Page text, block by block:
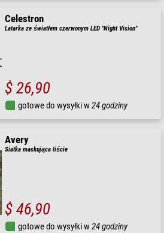
Celestron
Latarka ze światłem czerwonym LED "Night Vision"
$ 26,90
gotowe do wysyłki w24 godziny
Avery
Siatka maskująca liście
$ 46,90
gotowe do wysyłki w24 godziny